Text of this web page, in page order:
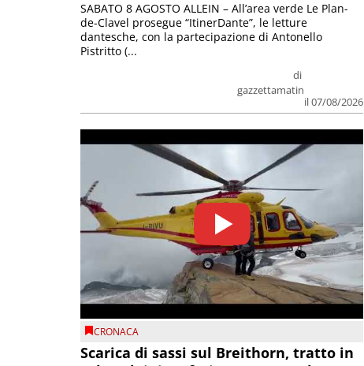
di
gazzettamatin
il 07/08/2026
SABATO 8 AGOSTO ALLEIN – All’area verde Le Plan-
de-Clavel prosegue “ItinerDante”, le letture
dantesche, con la partecipazione di Antonello
Pistritto (...
CRONACA
Scarica di sassi sul Breithorn, tratto in